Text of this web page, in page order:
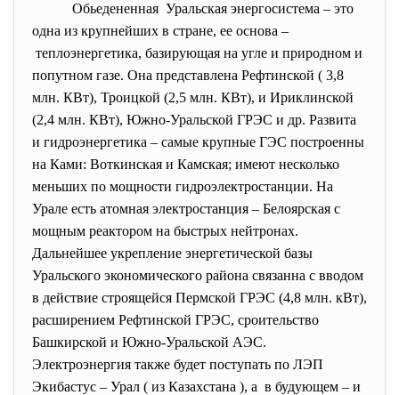
Обьедененная Уральская энергосистема – это
одна из крупнейших в стране, ее основа –
теплоэнергетика, базирующая на угле и природном и
попутном газе. Она представлена Рефтинской ( 3,8
млн. КВт), Троицкой (2,5 млн. КВт), и Ириклинской
(2,4 млн. КВт), Южно-Уральской ГРЭС и др. Развита
и гидроэнергетика – самые крупные ГЭС построенны
на Ками: Воткинская и Камская; имеют несколько
меньших по мощности гидроэлектростанции. На
Урале есть атомная электростанция – Белоярская с
мощным реактором на быстрых нейтронах.
Дальнейшее укрепление энергетической базы
Уральского экономического района связанна с вводом
в действие строящейся Пермской ГРЭС (4,8 млн. кВт),
расширением Рефтинской ГРЭС, сроительство
Башкирской и Южно-Уральской АЭС.
Электроэнергия также будет поступать по ЛЭП
Экибастус – Урал ( из Казахстана ), а в будующем – и